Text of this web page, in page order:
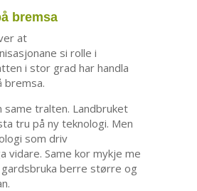
bremsa
at
si rolle i
i stor grad har handla
bremsa.
same tralten. Landbruket
tru på ny teknologi. Men
som driv
vidare. Same kor mykje me
berre større og